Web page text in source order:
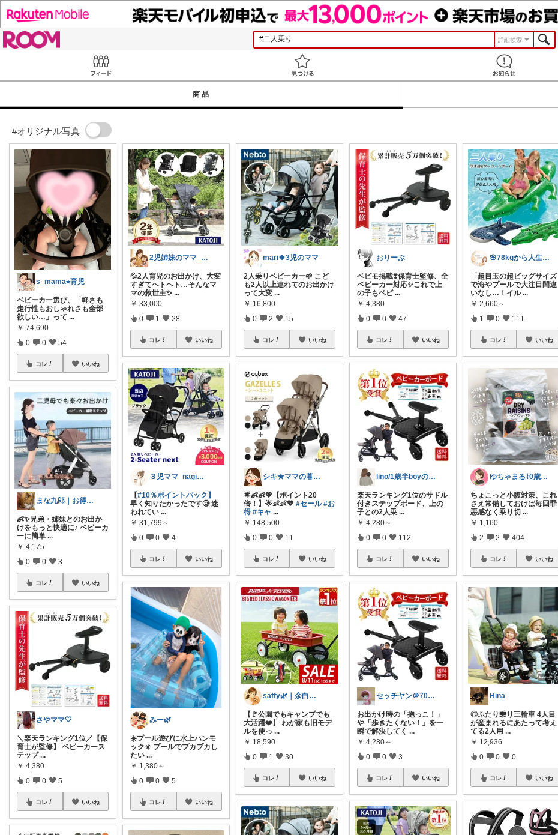
詳細検索
商品
#オリジナル写真
s_mama⭐︎育児
ベビーカー選び、「軽さも
走行性もおしゃれさも全部
欲しい…」って ...
￥ 74,690
0 0 54
コレ いいね
まな九郎｜お得情報ROOM✨
👶✨兄弟・姉妹とのお出か
けをもっと快適に♪ ベビーカ
ーに簡単 ...
￥ 4,175
0 0 3
コレ いいね
さやママ🤍
＼楽天ランキング1位／【保
育士が監修】 ベビーカース
テップ...
￥ 4,380
0 0 5
コレ いいね
2児姉妹のママ_aoaka
💦2人育児のお出かけ、大変
すぎてヘトヘト…そんなマ
マの救世主✨ ...
￥ 33,000
0 1 28
コレ いいね
３児ママ_nagi｜お買い物応援🧸
【#10％ポイントバック】
早く知りたかったです🥲 迷
われてい ...
￥ 31,799～
0 0 4
コレ いいね
みー🌿
☀️プール遊びに水上ハンモ
ック☀️ プールでプカプカし
たい ...
￥ 1,380～
0 0 5
コレ いいね
mari🍀3児のママ
2人乗りベビーカー🌱 こど
も2人以上連れてのお出かけ
って大変 ...
￥ 16,800
0 2 15
コレ いいね
シキ★ママの暮らし、キッズ
🌟👶👶💖【ポイント20
倍！】🌟👶👶💖#セール #お
得 #キャ ...
￥ 148,500
0 0 11
コレ いいね
saffy🌿｜余白のある暮らし
【🚩公園でもキャンプでも
大活躍❤️】 わが家も旧モデ
ルを使っ ...
￥ 18,590
0 1 30
コレ いいね
おりーぶ
ベビモ掲載❣️保育士監修、全
ベビーカー対応✨これで上
の子もベビ ...
￥ 4,380
0 0 47
コレ いいね
lino/1歳半boyのママ
楽天ランキング1位のサドル
付きステップボード、上の
子との2人乗 ...
￥ 4,280～
0 0 112
コレ いいね
セッチヤン＠70代からの美容
お出かけ時の「抱っこ！」
や「歩きたくない！」を一
瞬で解決してく ...
￥ 4,280～
0 0 3
コレ いいね
🌸78kgから人生最後のダイエット挑戦
「超目玉の超ビッグサイズ
で海やプールで大注目間違
いなし…！イル ...
￥ 2,660～
1 0 111
コレ いいね
ゆちゃまる⌇ 0歳ベビーとママ楽グッズ
ちょこっと小腹対策、これ
さえ常備しておけば毎回罪
悪感なく乗り切 ...
￥ 1,160
2 2 404
コレ いいね
Hina
◎ふたり乗り三輪車 4人目
が産まれるにあたって考え
てる2人用 ...
￥ 12,936
0 0 0
コレ いいね